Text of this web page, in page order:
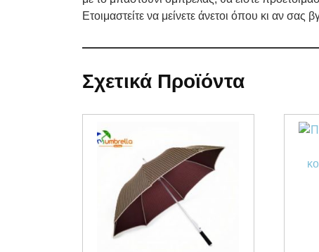
Ετοιμαστείτε να μείνετε άνετοι όπου κι αν
Σχετικά Προϊόντα